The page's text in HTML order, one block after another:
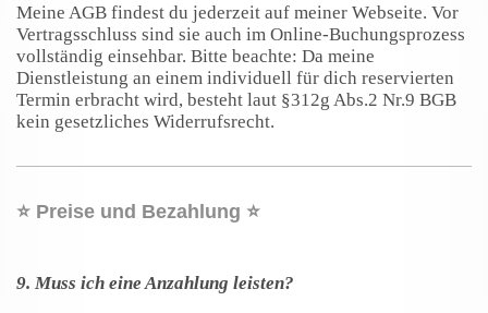
Meine AGB findest du jederzeit auf meiner Webseite. Vor
Vertragsschluss sind sie auch im Online-Buchungsprozess
vollständig einsehbar. Bitte beachte: Da meine
Dienstleistung an einem individuell für dich reservierten
Termin erbracht wird, besteht laut §312g Abs.2 Nr.9 BGB
kein gesetzliches Widerrufsrecht.
⭐️ Preise und Bezahlung ⭐️
9. Muss ich eine Anzahlung leisten?